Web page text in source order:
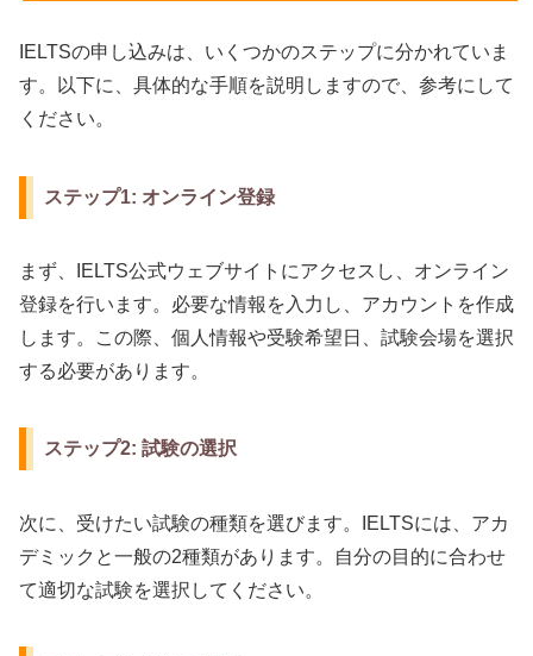
IELTSの申し込みは、いくつかのステップに分かれていま
す。以下に、具体的な手順を説明しますので、参考にして
ください。
ステップ1: オンライン登録
まず、IELTS公式ウェブサイトにアクセスし、オンライン
登録を行います。必要な情報を入力し、アカウントを作成
します。この際、個人情報や受験希望日、試験会場を選択
する必要があります。
ステップ2: 試験の選択
次に、受けたい試験の種類を選びます。IELTSには、アカ
デミックと一般の2種類があります。自分の目的に合わせ
て適切な試験を選択してください。